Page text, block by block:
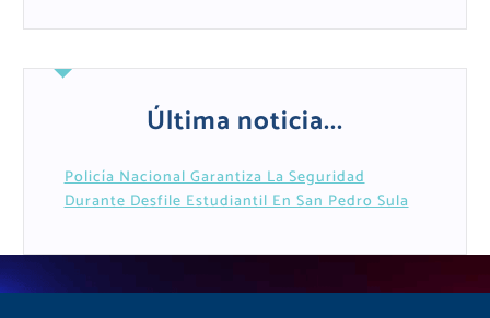
Última noticia...
Policía Nacional Garantiza La Seguridad
Durante Desfile Estudiantil En San Pedro Sula